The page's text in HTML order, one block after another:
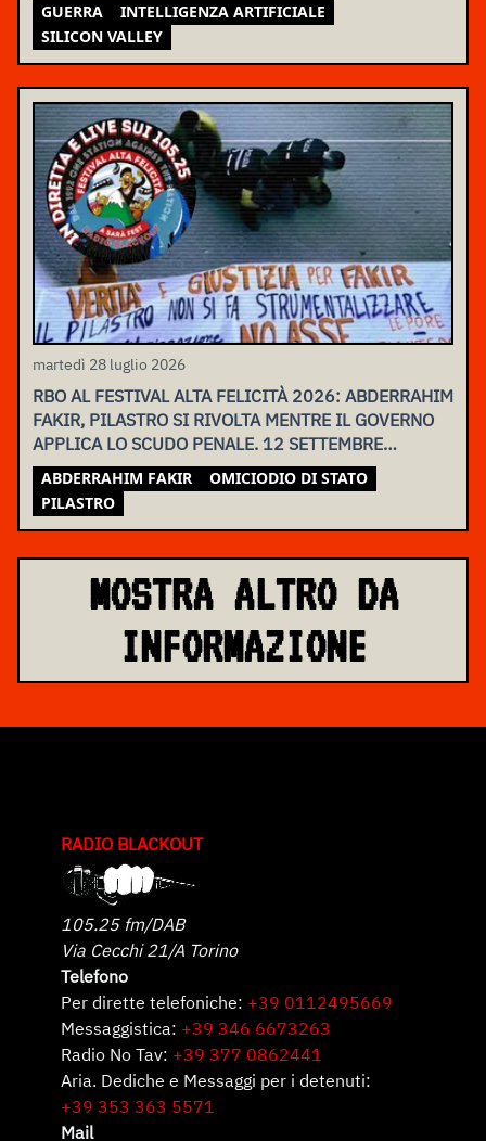
GUERRA
INTELLIGENZA ARTIFICIALE
SILICON VALLEY
martedì 28 luglio 2026
RBO AL FESTIVAL ALTA FELICITÀ 2026: ABDERRAHIM
FAKIR, PILASTRO SI RIVOLTA MENTRE IL GOVERNO
APPLICA LO SCUDO PENALE. 12 SETTEMBRE
ASSEMBLEA NAZIONALE
ABDERRAHIM FAKIR
OMICIODIO DI STATO
PILASTRO
MOSTRA ALTRO DA
INFORMAZIONE
RADIO BLACKOUT
105.25 fm/DAB
Via Cecchi 21/A Torino
Telefono
Per dirette telefoniche: +39 0112495669
Messaggistica: +39 346 6673263
Radio No Tav: +39 377 0862441
Aria. Dediche e Messaggi per i detenuti:
+39 353 363 5571
Mail